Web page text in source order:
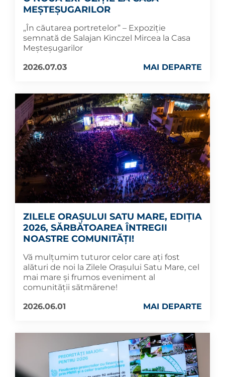
MEȘTEȘUGARILOR
„În căutarea portretelor” – Expoziție
semnată de Salajan Kinczel Mircea la Casa
Meșteșugarilor
2026.07.03
MAI DEPARTE
ZILELE ORAȘULUI SATU MARE, EDIȚIA
2026, SĂRBĂTOAREA ÎNTREGII
NOASTRE COMUNITĂȚI!
Vă mulțumim tuturor celor care ați fost
alături de noi la Zilele Orașului Satu Mare, cel
mai mare și frumos eveniment al
comunității sătmărene!
2026.06.01
MAI DEPARTE